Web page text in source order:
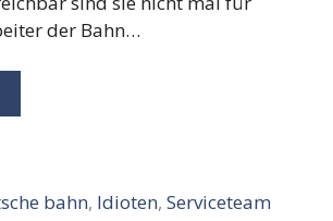
der Bahn…
bahn, Idioten,Serviceteam